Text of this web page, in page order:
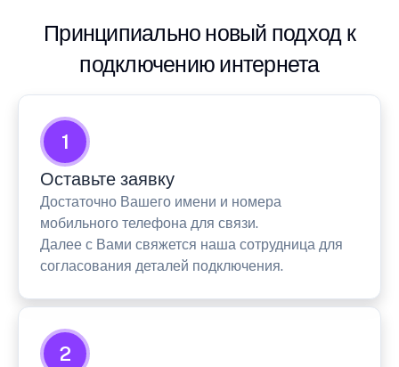
Принципиально новый подход к
подключению интернета
1
Оставьте заявку
Достаточно Вашего имени и номера
мобильного телефона для связи.
Далее с Вами свяжется наша сотрудница для
согласования деталей подключения.
2